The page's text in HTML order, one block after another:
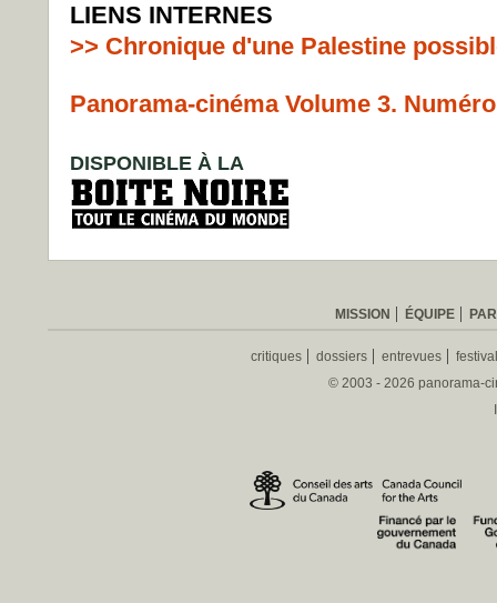
LIENS INTERNES
>> Chronique d'une Palestine
Panorama-cinéma Volume 3.
DISPONIBLE À LA
MISSION ÉQUIPE
critiques dossiers entrevues
© 2003 - 2026 panorama-